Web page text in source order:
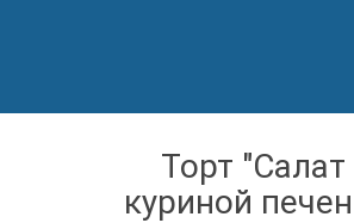
Торт "Салат
куриной